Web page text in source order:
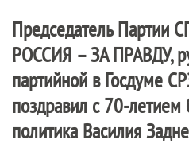
Председатель Партии
РОССИЯ – ЗА ПРАВДУ,
партийной в Госдуме
поздравил с 70-летием
политика Василия